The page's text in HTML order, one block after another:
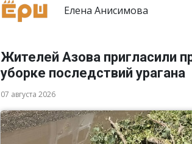
Елена Анисимова
Жителей Азова пригласили
уборке последствий урагана
07 августа 2026